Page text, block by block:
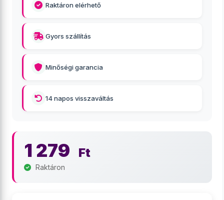
Raktáron elérhető
Gyors szállítás
Minőségi garancia
14 napos visszaváltás
1 279 Ft
Raktáron